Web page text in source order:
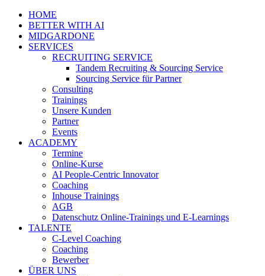
HOME
BETTER WITH AI
MIDGARDONE
SERVICES
RECRUITING SERVICE
Tandem Recruiting & Sourcing Service
Sourcing Service für Partner
Consulting
Trainings
Unsere Kunden
Partner
Events
ACADEMY
Termine
Online-Kurse
AI People-Centric Innovator
Coaching
Inhouse Trainings
AGB
Datenschutz Online-Trainings und E-Learnings
TALENTE
C-Level Coaching
Coaching
Bewerber
ÜBER UNS